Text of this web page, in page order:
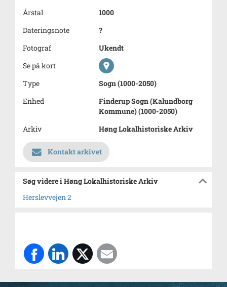
Årstal
1000
Dateringsnote
?
Fotograf
Ukendt
Se på kort
Type
Sogn (1000-2050)
Enhed
Finderup Sogn (Kalundborg
Kommune) (1000-2050)
Arkiv
Høng Lokalhistoriske Arkiv
Kontakt arkivet
Søg videre i Høng Lokalhistoriske Arkiv
Herslevvejen 2